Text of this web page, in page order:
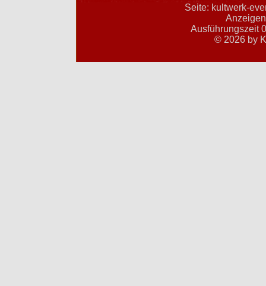
Seite: kultwerk-
Ausführungszeit
© 2026 by